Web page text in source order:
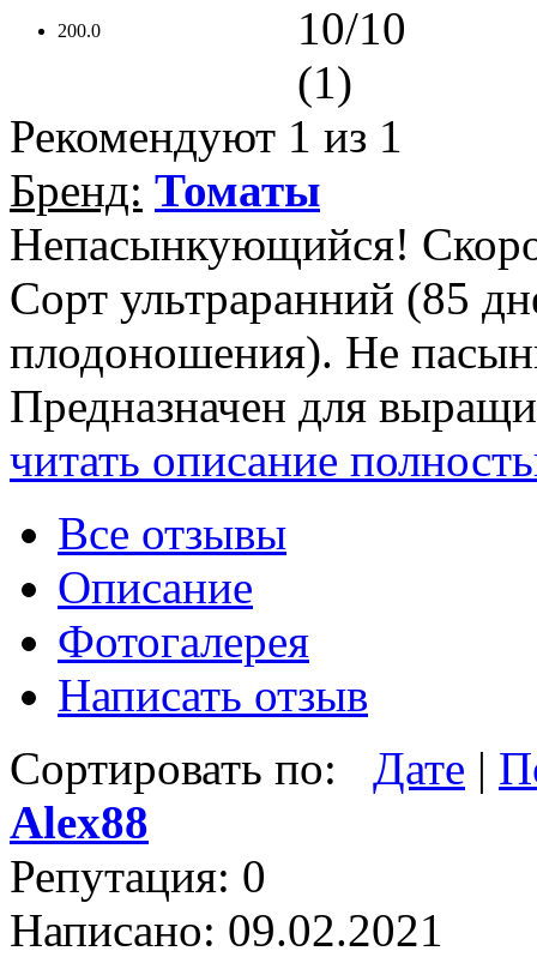
200.0
10/10
(1)
Рекомендуют 1 из 1
Бренд: Томаты
Непасынкующийся!
Сорт ультраранний (85
плодоношения). Не
Предназначен для
читать описание
Все отзывы
Описание
Фотогалерея
Написать отзыв
Сортировать по:
Дате |
Alex88
Репутация: 0
Написано: 09.02.2021